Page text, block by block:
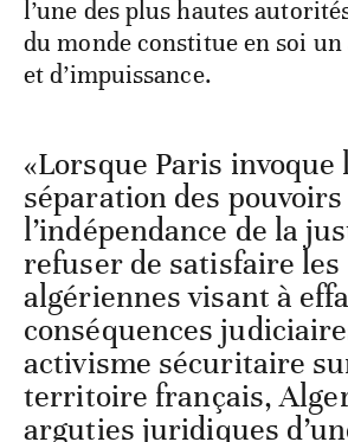
l’une des plus hautes
du monde constitue en soi un
et d’impuissance.
«Lorsque Paris invoque
séparation des
l’indépendance de la
refuser de satisfaire les
algériennes visant à
conséquences
activisme sécuritaire
territoire français,
arguties juridiques